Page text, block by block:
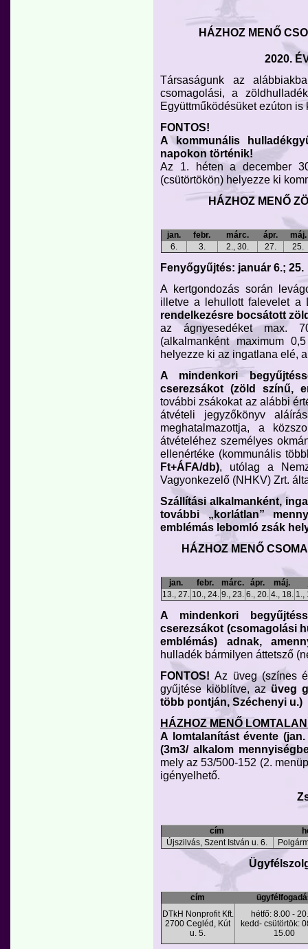
HÁZHOZ MENŐ
2020.
Társaságunk az
csomagolási, a
Együttműködésüket ezúton is
FONTOS!
A kommunális
napokon történik!
Az 1. héten a december
(csütörtökön) helyezze ki
HÁZHOZ MENŐ
jan. febr. márc. ápr.
máj.
6.
3. 2., 30. 27. 25.
Fenyőgyűjtés: január 6.; 25.
A kertgondozás során
illetve a lehullott falevelet
rendelkezésre bocsátott
az ágnyesedéket max.
(alkalmanként maximum
helyezze ki az ingatlana elé,
A mindenkori
cserezsákot (zöld színű,
további zsákokat az alábbi
átvételi jegyzőkönyv
meghatalmazottja, a
átvételéhez személyes
ellenértéke (kommunális
Ft+ÁFA/db), utólag a
Vagyonkezelő (NHKV) Zrt.
Szállítási alkalmanként,
további „korlátlan”
emblémás lebomló zsák
HÁZHOZ MENŐ
jan. febr. márc. ápr.
máj.
13., 27. 10., 24. 9., 23. 6., 20. 4., 18. 1.,
A mindenkori
cserezsákot (csomagolási
emblémás) adnak,
hulladék bármilyen áttetsző
FONTOS!Az üveg (színes
gyűjtése kiöblítve, az üveg
több pontján, Széchenyi u.)
HÁZHOZ MENŐ
A lomtalanítást évente
(3m3/ alkalom
mely az 53/500-152 (2.
igényelhető.
cím
Újszilvás, Szent István u. 6.
cím
DTkH Nonprofit Kft.
2700 Cegléd, Kút
u. 5.
hétfő: 8.00 -
kedd- csütörtök:
15.00